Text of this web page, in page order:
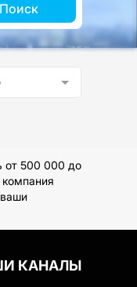
Поиск
от 500 000 до
КАНАЛЫ